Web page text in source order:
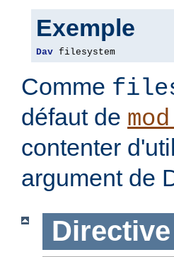
Exemple
Dav filesystem
Comme
défaut de
contenter
argument de
Directive